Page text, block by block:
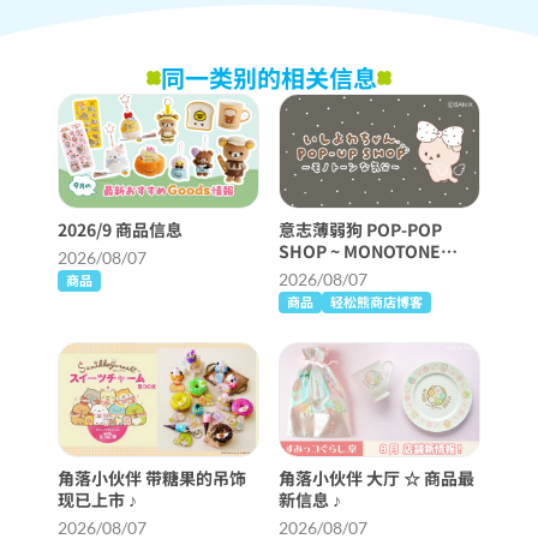
同一类别的相关信息
2026/9 商品信息
2026/08/07
商品
意志薄弱狗 POP-POP
SHOP ~ MONOTONE
FEELING ~ 即将举行！
2026/08/07
商品 轻松熊商店博客
角落小伙伴 带糖果的吊饰
现已上市 ♪
2026/08/07
角落小伙伴 大厅 ☆ 商品最
新信息 ♪
2026/08/07